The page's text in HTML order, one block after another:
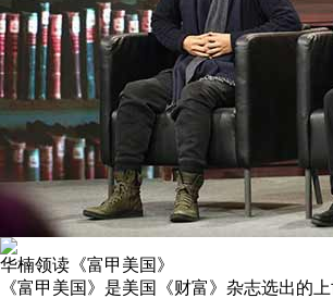
华楠领读《富甲美国》
《富甲美国》是美国《财富》杂志选出的